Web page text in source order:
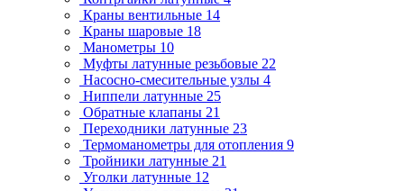
Краны вентильные 14
Краны шаровые 18
Манометры 10
Муфты латунные резьбовые 22
Насосно-смесительные узлы 4
Ниппели латунные 25
Обратные клапаны 21
Переходники латунные 23
Термоманометры для отопления 9
Тройники латунные 21
Уголки латунные 12